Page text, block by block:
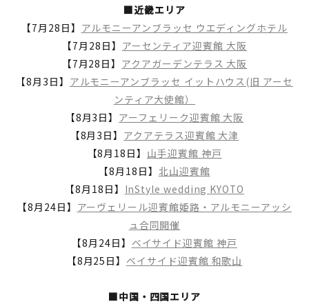
■近畿エリア
【7月28日】 アルモニーアンブラッセ ウエディングホテル
【7月28日】 アーセンティア迎賓館 大阪
【7月28日】 アクアガーデンテラス 大阪
【8月3日】 アルモニーアンブラッセ イットハウス(旧 アーセ
ンティア大使館）
【8月3日】 アーフェリーク迎賓館 大阪
【8月3日】 アクアテラス迎賓館 大津
【8月18日】 山手迎賓館 神戸
【8月18日】 北山迎賓館
【8月18日】 InStyle wedding KYOTO
【8月24日】 アーヴェリール迎賓館姫路・アルモニーアッシ
ュ合同開催
【8月24日】 ベイサイド迎賓館 神戸
【8月25日】 ベイサイド迎賓館 和歌山
■中国・四国エリア